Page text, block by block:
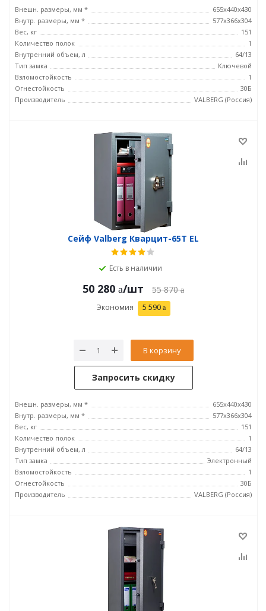
Внешн. размеры, мм *
655х440х430
Внутр. размеры, мм *
577х366х304
Вес, кг
151
Количество полок
1
Внутренний объем, л
64/13
Тип замка
Ключевой
Взломостойкость
1
Огнестойкость
30Б
Производитель
VALBERG (Россия)
Сейф Valberg Кварцит-65Т EL
Есть в наличии
50 280 /шт 55 870
Экономия 5 590
В корзину
Запросить скидку
Внешн. размеры, мм *
655x440x430
Внутр. размеры, мм *
577x366x304
Вес, кг
151
Количество полок
1
Внутренний объем, л
64/13
Тип замка
Электронный
Взломостойкость
1
Огнестойкость
30Б
Производитель
VALBERG (Россия)